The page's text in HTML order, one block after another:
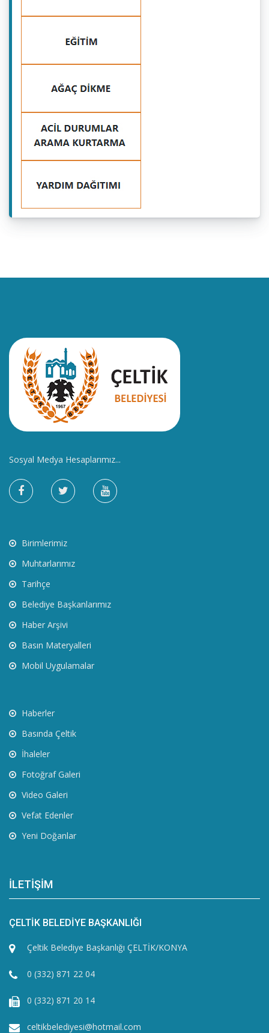
Sosyal Medya Hesaplarımız...
Birimlerimiz
Muhtarlarımız
Tarihçe
Belediye Başkanlarımız
Haber Arşivi
Basın Materyalleri
Mobil Uygulamalar
Haberler
Basında Çeltik
İhaleler
Fotoğraf Galeri
Video Galeri
Vefat Edenler
Yeni Doğanlar
İLETİŞİM
ÇELTİK BELEDİYE BAŞKANLIĞI
Çeltik Belediye Başkanlığı ÇELTİK/KONYA
0 (332) 871 22 04
0 (332) 871 20 14
celtikbelediyesi@hotmail.com